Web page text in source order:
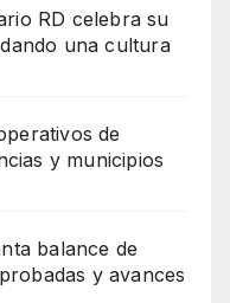
RD celebra su
una cultura
de
y municipios
balance de
y avances